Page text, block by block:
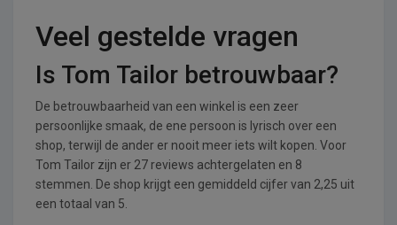
Veel gestelde vragen
Is Tom Tailor betrouwbaar?
De betrouwbaarheid van een winkel is een zeer
persoonlijke smaak, de ene persoon is lyrisch over een
shop, terwijl de ander er nooit meer iets wilt kopen. Voor
Tom Tailor zijn er 27 reviews achtergelaten en 8
stemmen. De shop krijgt een gemiddeld cijfer van 2,25 uit
een totaal van 5.